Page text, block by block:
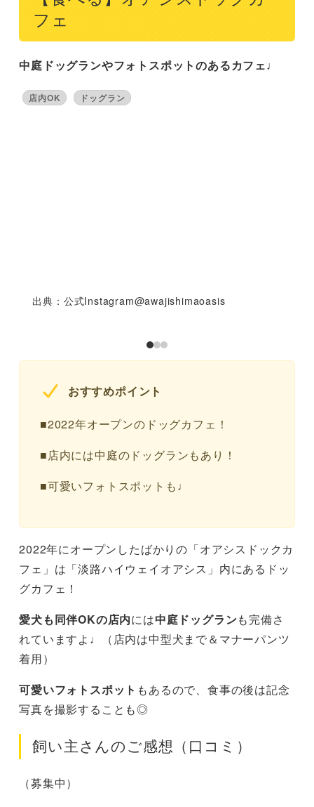
フェ
中庭ドッグランやフォトスポットのあるカフェ♩
店内OK ドッグラン
出典：公式Instagram@awajishimaoasis
おすすめポイント
■2022年オープンのドッグカフェ！
■店内には中庭のドッグランもあり！
■可愛いフォトスポットも♩
2022年にオープンしたばかりの「オアシスドックカ
フェ」は「淡路ハイウェイオアシス」内にあるドッ
グカフェ！
愛犬も同伴OKの店内には中庭ドッグランも完備さ
れていますよ♩（店内は中型犬まで＆マナーパンツ
着用）
可愛いフォトスポット もあるので、食事の後は記念
写真を撮影することも◎
飼い主さんのご感想（口コミ）
（募集中）